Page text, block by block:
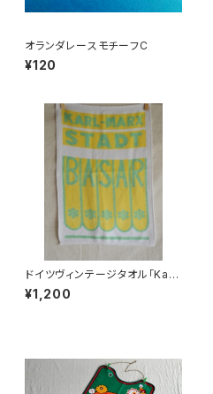
オランダレースモチーフC
¥120
ドイツヴィンテージタオル「Karl
-Marx Stadt」ケムニッツ
¥1,200